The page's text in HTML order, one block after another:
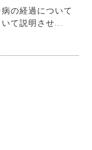
の経過について
て説明させ...